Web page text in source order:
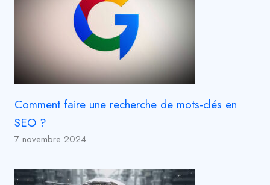
Comment faire une recherche de mots-clés en
SEO ?
7 novembre 2024